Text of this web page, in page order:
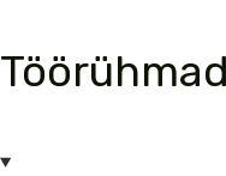
Töörühmad